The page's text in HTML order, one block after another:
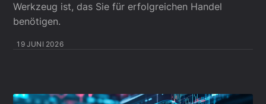
Werkzeug ist, das Sie für erfolgreichen Handel
benötigen.
19 JUNI 2026